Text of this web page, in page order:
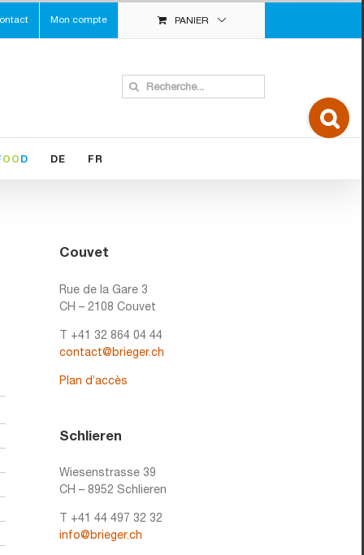
Mon compte PANIER
Search
for:
OO D DE FR
Couvet
Rue de la Gare 3
CH – 2108 Couvet
T +41 32 864 04 44
contact@brieger.ch
Plan d’accès
Schlieren
Wiesenstrasse 39
CH – 8952 Schlieren
T +41 44 497 32 32
info@brieger.ch
Toggle
Sliding
Bar